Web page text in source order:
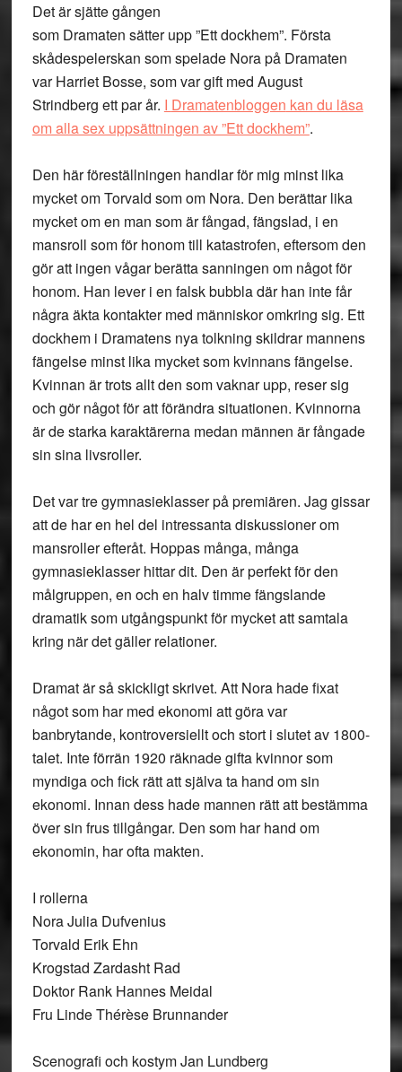
Det är sjätte gången
som Dramaten sätter upp ”Ett dockhem”. Första
skådespelerskan som spelade Nora på Dramaten
var Harriet Bosse, som var gift med August
Strindberg ett par år. I Dramatenbloggen kan du läsa
om alla sex uppsättningen av ”Ett dockhem”.
Den här föreställningen handlar för mig minst lika
mycket om Torvald som om Nora. Den berättar lika
mycket om en man som är fångad, fängslad, i en
mansroll som för honom till katastrofen, eftersom den
gör att ingen vågar berätta sanningen om något för
honom. Han lever i en falsk bubbla där han inte får
några äkta kontakter med människor omkring sig. Ett
dockhem i Dramatens nya tolkning skildrar mannens
fängelse minst lika mycket som kvinnans fängelse.
Kvinnan är trots allt den som vaknar upp, reser sig
och gör något för att förändra situationen. Kvinnorna
är de starka karaktärerna medan männen är fångade
sin sina livsroller.
Det var tre gymnasieklasser på premiären. Jag gissar
att de har en hel del intressanta diskussioner om
mansroller efteråt. Hoppas många, många
gymnasieklasser hittar dit. Den är perfekt för den
målgruppen, en och en halv timme fängslande
dramatik som utgångspunkt för mycket att samtala
kring när det gäller relationer.
Dramat är så skickligt skrivet. Att Nora hade fixat
något som har med ekonomi att göra var
banbrytande, kontroversiellt och stort i slutet av 1800-
talet. Inte förrän 1920 räknade gifta kvinnor som
myndiga och fick rätt att själva ta hand om sin
ekonomi. Innan dess hade mannen rätt att bestämma
över sin frus tillgångar. Den som har hand om
ekonomin, har ofta makten.
I rollerna
Nora Julia Dufvenius
Torvald Erik Ehn
Krogstad Zardasht Rad
Doktor Rank Hannes Meidal
Fru Linde Thérèse Brunnander
Scenografi och kostym Jan Lundberg